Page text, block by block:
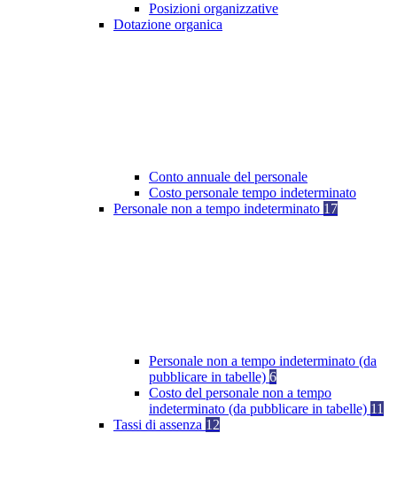
Posizioni organizzative
Dotazione organica
Conto annuale del personale
Costo personale tempo indeterminato
Personale non a tempo indeterminato 17
Personale non a tempo indeterminato (da
pubblicare in tabelle) 6
Costo del personale non a tempo
indeterminato (da pubblicare in tabelle) 11
Tassi di assenza 12